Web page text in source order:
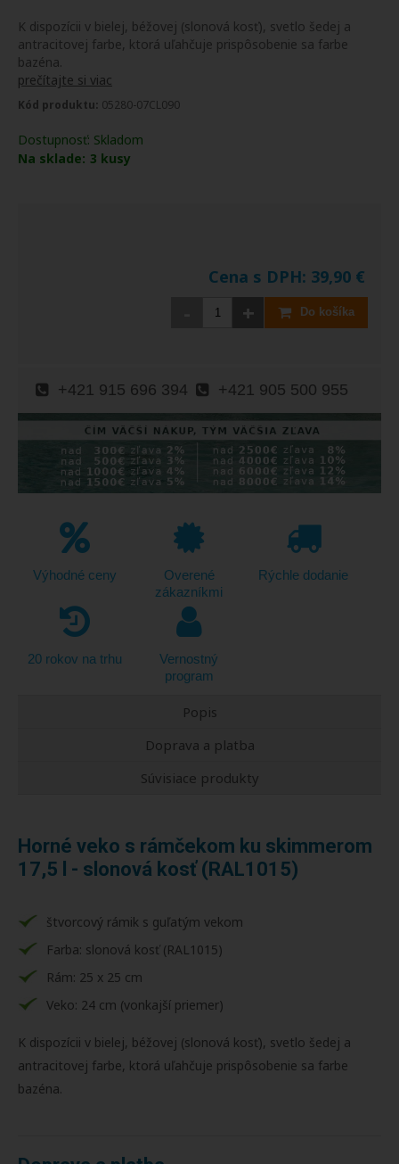
K dispozícii v bielej, béžovej (slonová kosť), svetlo šedej a
antracitovej farbe, ktorá uľahčuje prispôsobenie sa farbe
bazéna.
prečítajte si viac
Kód produktu: 05280-07CL090
Dostupnosť: Skladom
Na sklade: 3 kusy
Cena s DPH: 39,90 €
+ Do košíka
+421 915 696 394 +421 905 500 955
Výhodné ceny
Overené
zákazníkmi
Rýchle dodanie
20 rokov na trhu
Vernostný
program
Popis
Doprava a platba
Súvisiace produkty
Horné veko s rámčekom ku skimmerom
17,5 l - slonová kosť (RAL1015)
štvorcový rámik s guľatým vekom
Farba: slonová kosť (RAL1015)
Rám: 25 x 25 cm
Veko: 24 cm (vonkajší priemer)
K dispozícii v bielej, béžovej (slonová kosť), svetlo šedej a
antracitovej farbe, ktorá uľahčuje prispôsobenie sa farbe
bazéna.